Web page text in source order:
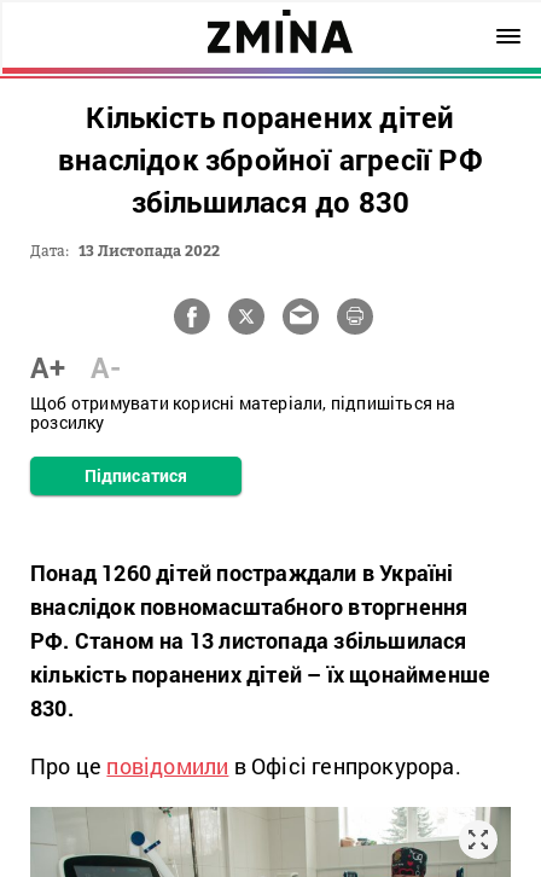
Кількість поранених дітей
внаслідок збройної агресії РФ
збільшилася до 830
Дата: 13 Листопада 2022
A+ A-
Щоб отримувати корисні матеріали, підпишіться на
розсилку
Підписатися
Понад 1260 дітей постраждали в Україні
внаслідок повномасштабного вторгнення
РФ. Станом на 13 листопада збільшилася
кількість поранених дітей – їх щонайменше
830.
Про це повідомили в Офісі генпрокурора.